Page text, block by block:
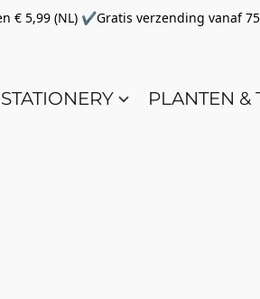
€ 5,99 (NL) ✔Gratis verzending vanaf
STATIONERY PLANTEN &